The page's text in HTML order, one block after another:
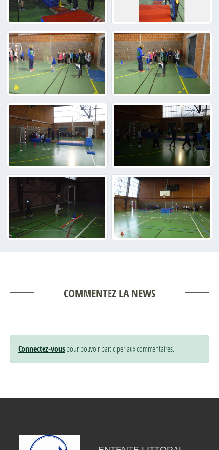
COMMENTEZ LA NEWS
Connectez-vouspour pouvoir participer aux commentaires.